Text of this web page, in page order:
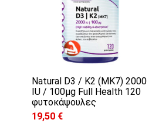
Natural D3 / K2 (MK7) 2000
IU / 100μg Full Health 120
φυτοκάψουλες
19,50 €